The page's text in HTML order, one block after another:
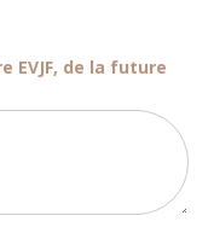
EVJF, de la future